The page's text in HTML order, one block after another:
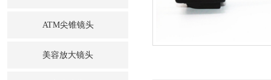
ATM尖锥镜头
美容放大镜头